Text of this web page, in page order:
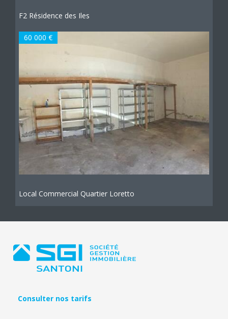
F2 Résidence des Iles
60 000 €
Local Commercial Quartier Loretto
Consulter nos tarifs